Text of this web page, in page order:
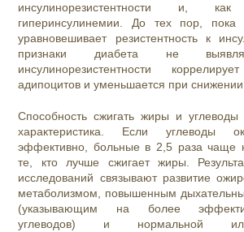
инсулинорезистентности и,
гиперинсулинемии. До тех пор, пока
уравновешивает резистентность к
признаки диабета не
инсулинорезистентности
адипоцитов и уменьшается при снижении
Способность сжигать жиры и углеводы
характеристика. Если углеводы
эффективно, больные в 2,5 раза чаще
те, кто лучше сжигает жиры.
исследований связывают развитие
метаболизмом, повышенным
(указывающим на более
углеводов) и нормальной